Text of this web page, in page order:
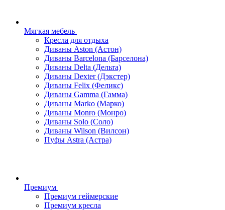
Мягкая мебель
Кресла для отдыха
Диваны Aston (Астон)
Диваны Barcelona (Барселона)
Диваны Delta (Дельта)
Диваны Dexter (Дэкстер)
Диваны Felix (Феликс)
Диваны Gamma (Гамма)
Диваны Marko (Марко)
Диваны Monro (Монро)
Диваны Solo (Соло)
Диваны Wilson (Вилсон)
Пуфы Astra (Астра)
Премиум
Премиум геймерские
Премиум кресла